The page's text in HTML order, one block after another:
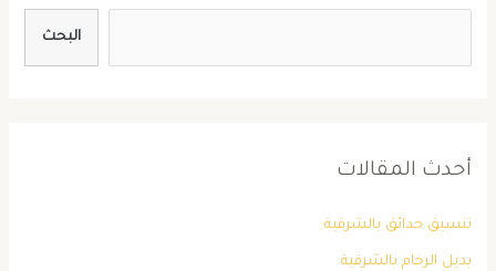
البحث
أحدث المقالات
تنسيق حدائق بالشرقية
بديل الرخام بالشرقية